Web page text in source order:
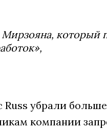
который
убрали
компании